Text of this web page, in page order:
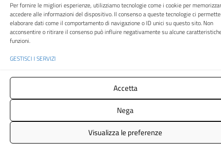
Per fornire le migliori esperienze, utilizziamo tecnologie come i cookie per
accedere alle informazioni del dispositivo. Il consenso a queste tecnologie ci
elaborare dati come il comportamento di navigazione o ID unici su questo sito. Non
acconsentire o ritirare il consenso può influire negativamente su alcune
funzioni.
GESTISCI I SERVIZI
Accetta
Nega
Visualizza le preferenze